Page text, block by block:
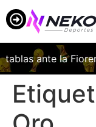
ante la